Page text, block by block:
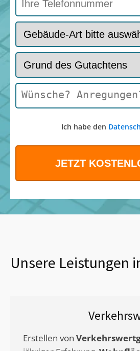
Ich habe den
Unsere Leistungen
Erstellen von